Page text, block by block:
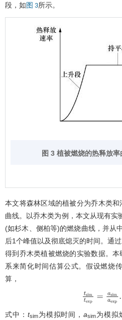
段，如 图 3所示。
图 3 植被燃烧的热释放
本文将森林区域的植被分为乔木类
曲线。以乔木类为例，本文从现有实
(如杉木、侧柏等)的燃烧曲线，并从
后1个峰值以及彻底熄灭的时间。通
得到乔木类植被燃烧的实验数据。
系来简化时间估算公式。假设燃烧
算，
tsim tex p=asi
式中： tsim为模拟时间，asim为模拟